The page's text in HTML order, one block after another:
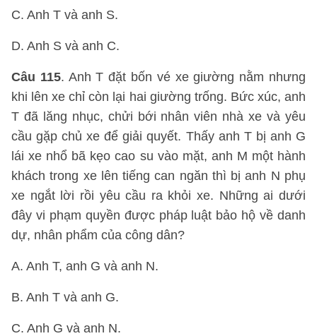
C. Anh T và anh S.
D. Anh S và anh C.
Câu 115. Anh T đặt bốn vé xe giường nằm nhưng
khi lên xe chỉ còn lại hai giường trống. Bức xúc, anh
T đã lăng nhục, chửi bới nhân viên nhà xe và yêu
cầu gặp chủ xe để giải quyết. Thấy anh T bị anh G
lái xe nhổ bã kẹo cao su vào mặt, anh M một hành
khách trong xe lên tiếng can ngăn thì bị anh N phụ
xe ngắt lời rồi yêu cầu ra khỏi xe. Những ai dưới
đây vi phạm quyền được pháp luật bảo hộ về danh
dự, nhân phẩm của công dân?
A. Anh T, anh G và anh N.
B. Anh T và anh G.
C. Anh G và anh N.